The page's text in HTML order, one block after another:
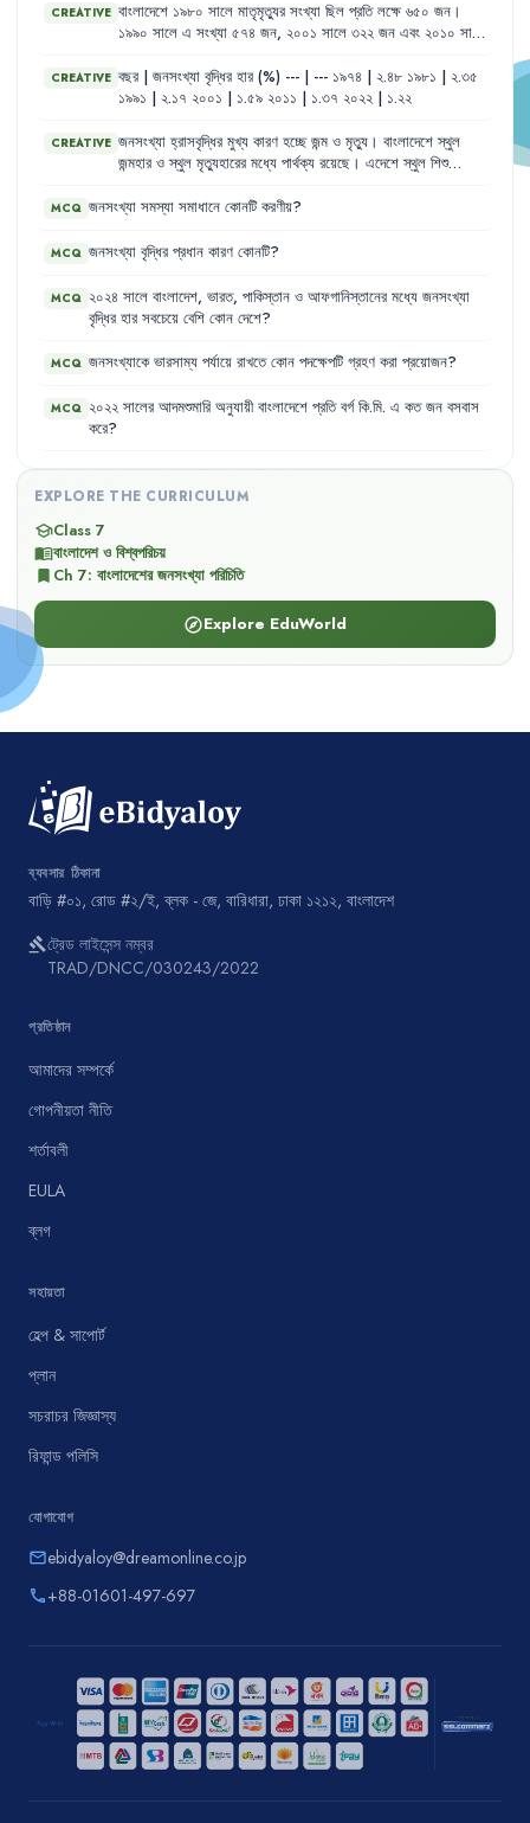
CREATIVE বাংলাদেশে ১৯৮০ সালে মাতৃমৃত্যুর সংখ্যা ছিল প্রতি লক্ষে ৬৫০ জন ।
১৯৯০ সালে এ সংখ্যা ৫৭৪ জন, ২০০১ সালে ৩২২ জন এবং ২০১০ সালে
২০১৬ সালে মাতৃমৃত্যুর হার ছিল ১৭৬ জন (প্রতি লক্ষে)। ২০২২ সালের
আদমশুমারি অনুযায়ী এটা প্রতি লক্ষে ১৫৬ জন ।
CREATIVE বছর | জনসংখ্যা বৃদ্ধির হার (%) --- | --- ১৯৭৪ | ২.৪৮ ১৯৮১ | ২.৩৫
১৯৯১ | ২.১৭ ২০০১ | ১.৫৯ ২০১১ | ১.৩৭ ২০২২ | ১.২২
CREATIVE জনসংখ্যা হ্রাসবৃদ্ধির মুখ্য কারণ হচ্ছে জন্ম ও মৃত্যু । বাংলাদেশে স্থুল
জন্মহার ও স্থুল মৃত্যুহারের মধ্যে পার্থক্য রয়েছে । এদেশে স্থুল শিশু
পেয়েছে। এক পরিসংখ্যানে জানা যায়
MCQ জনসংখ্যা সমস্যা সমাধানে কোনটি করণীয়?
MCQ জনসংখ্যা বৃদ্ধির প্রধান কারণ কোনটি?
MCQ ২০২৪ সালে বাংলাদেশ, ভারত, পাকিস্তান ও আফগানিস্তানের মধ্যে জনসংখ্যা
বৃদ্ধির হার সবচেয়ে বেশি কোন দেশে?
MCQ জনসংখ্যাকে ভারসাম্য পর্যায়ে রাখতে কোন পদক্ষেপটি গ্রহণ করা প্রয়োজন?
MCQ ২০২২ সালের আদমশুমারি অনুযায়ী বাংলাদেশে প্রতি বর্গ কি.মি. এ কত জন বসবাস
করে?
EXPLORE THE CURRICULUM
schoolClass 7
menu_bookবাংলাদেশ ও বিশ্বপরিচয়
bookmark Ch 7: বাংলাদেশের জনসংখ্যা পরিচিতি
exploreExplore EduWorld
ব্যবসার ঠিকানা
বাড়ি #০১, রোড #২/ই, ব্লক - জে, বারিধারা, ঢাকা ১২১২, বাংলাদেশ
gavelট্রেড লাইসেন্স নম্বর
TRAD/DNCC/030243/2022
প্রতিষ্ঠান
আমাদের সম্পর্কে
গোপনীয়তা নীতি
শর্তাবলী
EULA
ব্লগ
সহায়তা
হেল্প & সাপোর্ট
প্লান
সচরাচর জিজ্ঞাস্য
রিফান্ড পলিসি
যোগাযোগ
emailebidyaloy@dreamonline.co.jp
phone+88-01601-497-697